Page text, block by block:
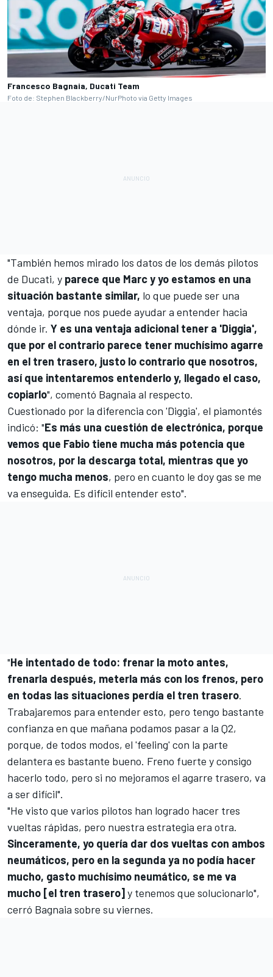
Francesco Bagnaia, Ducati Team
Foto de: Stephen Blackberry/NurPhoto via Getty Images
"También hemos mirado los datos de los demás pilotos
de Ducati, y parece que Marc y yo estamos en una
situación bastante similar, lo que puede ser una
ventaja, porque nos puede ayudar a entender hacia
dónde ir. Y es una ventaja adicional tener a 'Diggia',
que por el contrario parece tener muchísimo agarre
en el tren trasero, justo lo contrario que nosotros,
así que intentaremos entenderlo y, llegado el caso,
copiarlo", comentó Bagnaia al respecto.
Cuestionado por la diferencia con 'Diggia', el piamontés
indicó: "Es más una cuestión de electrónica, porque
vemos que Fabio tiene mucha más potencia que
nosotros, por la descarga total, mientras que yo
tengo mucha menos, pero en cuanto le doy gas se me
va enseguida. Es difícil entender esto".
"He intentado de todo: frenar la moto antes,
frenarla después, meterla más con los frenos, pero
en todas las situaciones perdía el tren trasero.
Trabajaremos para entender esto, pero tengo bastante
confianza en que mañana podamos pasar a la Q2,
porque, de todos modos, el 'feeling' con la parte
delantera es bastante bueno. Freno fuerte y consigo
hacerlo todo, pero si no mejoramos el agarre trasero, va
a ser difícil".
"He visto que varios pilotos han logrado hacer tres
vueltas rápidas, pero nuestra estrategia era otra.
Sinceramente, yo quería dar dos vueltas con ambos
neumáticos, pero en la segunda ya no podía hacer
mucho, gasto muchísimo neumático, se me va
mucho [el tren trasero]y tenemos que solucionarlo",
cerró Bagnaia sobre su viernes.